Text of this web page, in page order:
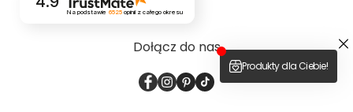
Na podstawie 6525opinii z całego okresu
Dołącz do nas